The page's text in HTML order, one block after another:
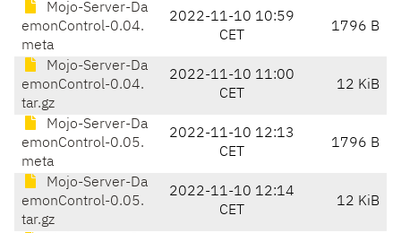
Mojo-Server-Da
emonControl-0.04.
meta
2022-11-10 10:59
CET
1796 B
Mojo-Server-Da
emonControl-0.04.
tar.gz
2022-11-10 11:00
CET
12 KiB
Mojo-Server-Da
emonControl-0.05.
meta
2022-11-10 12:13
CET
1796 B
Mojo-Server-Da
emonControl-0.05.
tar.gz
2022-11-10 12:14
CET
12 KiB